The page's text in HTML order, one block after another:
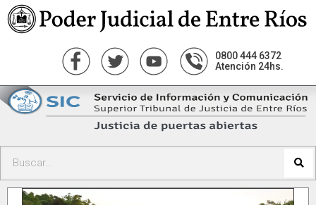
0800 444 6372
Atención 24hs.